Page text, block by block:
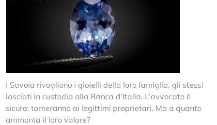
I Savoia rivogliono i gioielli della loro famiglia, gli stessi
lasciati in custodia alla Banca d’Italia. L’avvocato è
sicuro: torneranno ai legittimi proprietari. Ma a quanto
ammonta il loro valore?